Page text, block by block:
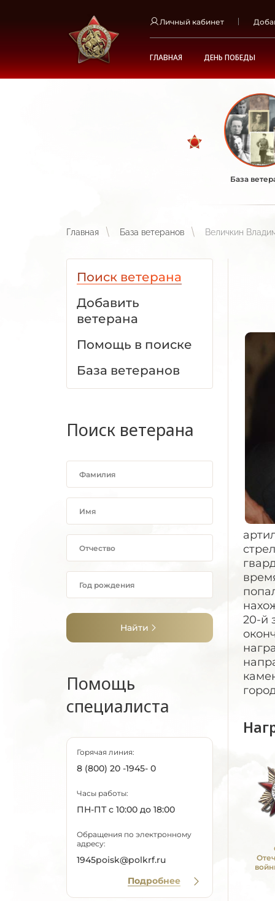
Личный кабинет
ГЛАВНАЯ ДЕНЬ ПОБЕДЫ
База
Главная База ветеранов Величкин
Поиск ветерана
Добавить
ветерана
Помощь в поиске
База ветеранов
Поиск ветерана
Найти
Помощь
специалиста
Горячая линия:
8 (800) 20 -1945- 0
Часы работы:
ПН-ПТ с 10:00 до 18:00
Обращения по электронному
адресу:
1945poisk@polkrf.ru
Подробнее
20-й